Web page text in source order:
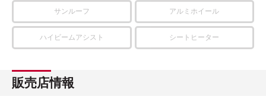
サンルーフ アルミホイール
ハイビームアシスト シートヒーター
販売店情報